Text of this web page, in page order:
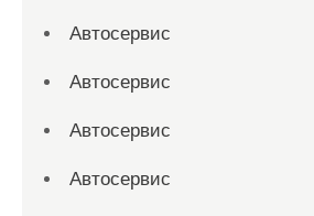
Автосервис
Автосервис
Автосервис
Автосервис